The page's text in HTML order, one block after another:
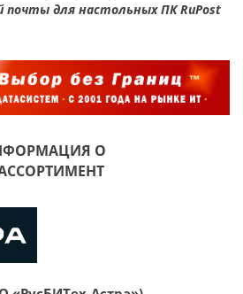
почты для настольных ПК RuPost
О